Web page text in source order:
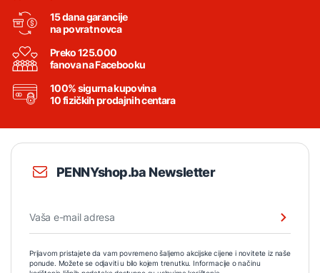
15 dana garancije
na povrat novca
Preko 125.000
fanova na Facebooku
100% sigurna kupovina
10 fizičkih prodajnih centara
PENNYshop.ba Newsletter
Prijavom pristajete da vam povremeno šaljemo akcijske cijene i novitete iz naše
ponude. Možete se odjaviti u bilo kojem trenutku. Informacije o načinu